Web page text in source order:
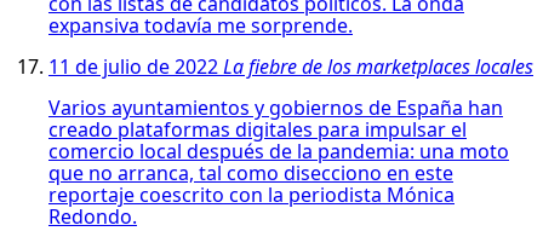
expansiva todavía me sorprende.
11 de julio de 2022La fiebre de los marketplaces locales
Varios ayuntamientos y gobiernos de España han
creado plataformas digitales para impulsar el
comercio local después de la pandemia: una moto
que no arranca, tal como disecciono en este
reportaje coescrito con la periodista Mónica
Redondo.